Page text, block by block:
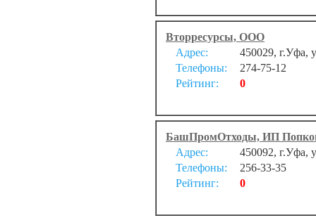
Вторресурсы, ООО
Адрес:
450029, г.Уфа,
Телефоны:
274-75-12
Рейтинг:
0
БашПромОтходы, ИП
Адрес:
450092, г.Уфа,
Телефоны:
256-33-35
Рейтинг:
0